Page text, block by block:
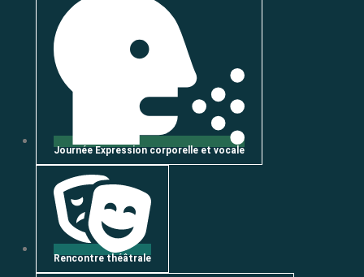
Journée Expression corporelle et vocale
Rencontre théâtrale